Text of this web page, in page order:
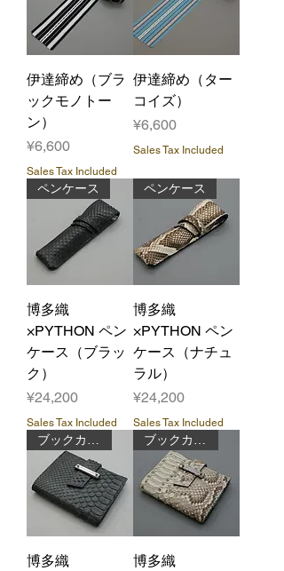
伊達締め（ブラ
ックモノトー
ン）
Price
¥6,600
Sales Tax Included
伊達締め（ター
コイズ）
Price
¥6,600
Sales Tax Included
ペンケース
博多織
×PYTHON ペン
ケース（ブラッ
ク）
Price
¥24,200
Sales Tax Included
ペンケース
博多織
×PYTHON ペン
ケース（ナチュ
ラル）
Price
¥24,200
Sales Tax Included
博多織
博多織